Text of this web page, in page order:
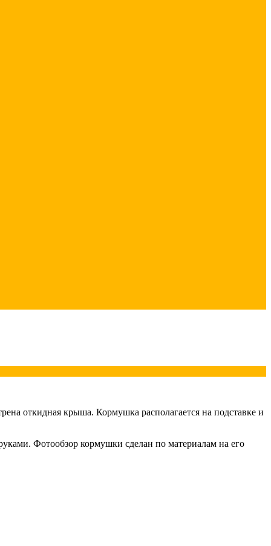
откидная крыша. Кормушка располагается на подставке и
Фотообзор кормушки сделан по материалам на его